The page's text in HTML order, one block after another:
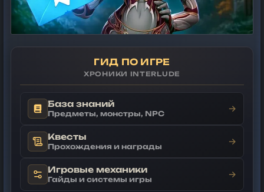
ГИД ПО ИГРЕ
ХРОНИКИ INTERLUDE
База знаний
Предметы, монстры, NPC →
Квесты
Прохождения и награды →
Игровые механики
Гайды и системы игры →